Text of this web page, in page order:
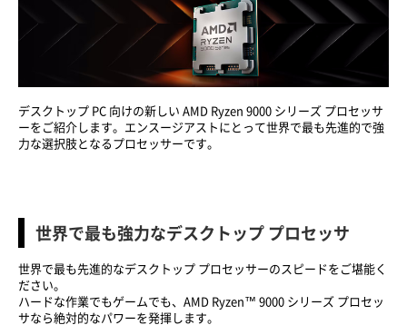
デスクトップ PC 向けの新しい AMD Ryzen 9000 シリーズ プロセッサ
ーをご紹介します。エンスージアストにとって世界で最も先進的で強
力な選択肢となるプロセッサーです。
世界で最も強力なデスクトップ プロセッサ
世界で最も先進的なデスクトップ プロセッサーのスピードをご堪能く
ださい。
ハードな作業でもゲームでも、AMD Ryzen™ 9000 シリーズ プロセッ
サなら絶対的なパワーを発揮します。